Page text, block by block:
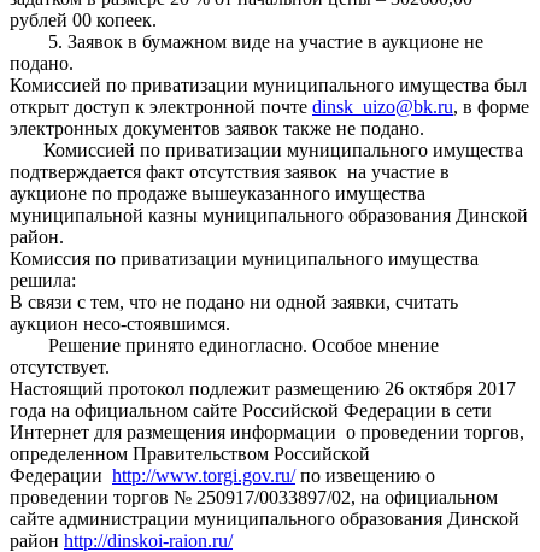
рублей 00 копеек.
5. Заявок в бумажном виде на участие в аукционе не
подано.
Комиссией по приватизации муниципального имущества был
открыт доступ к электронной почте dinsk_uizo@bk.ru, в форме
электронных документов заявок также не подано.
Комиссией по приватизации муниципального имущества
подтверждается факт отсутствия заявок на участие в
аукционе по продаже вышеуказанного имущества
муниципальной казны муниципального образования Динской
район.
Комиссия по приватизации муниципального имущества
решила:
В связи с тем, что не подано ни одной заявки, считать
аукцион несо-стоявшимся.
Решение принято единогласно. Особое мнение
отсутствует.
Настоящий протокол подлежит размещению 26 октября 2017
года на официальном сайте Российской Федерации в сети
Интернет для размещения информации о проведении торгов,
определенном Правительством Российской
Федерации http://www.torgi.gov.ru/по извещению о
проведении торгов № 250917/0033897/02, на официальном
сайте администрации муниципального образования Динской
район http://dinskoi-raion.ru/